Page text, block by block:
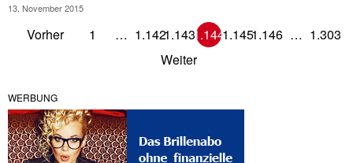
13. November 2015
Vorher 1 … 1.1421.1431.1441.1451.146 … 1.303
Weiter
WERBUNG